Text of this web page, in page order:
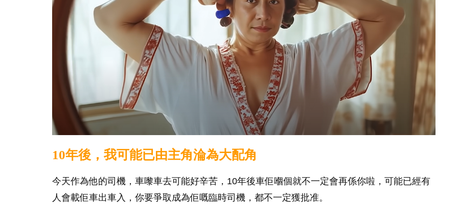
10年後，我可能已由主角淪為大配角
今天作為他的司機，車嚟車去可能好辛苦，10年後車佢嗰個就不一定會再係你啦，可能已經有
人會載佢車出車入，你要爭取成為佢嘅臨時司機，都不一定獲批准。